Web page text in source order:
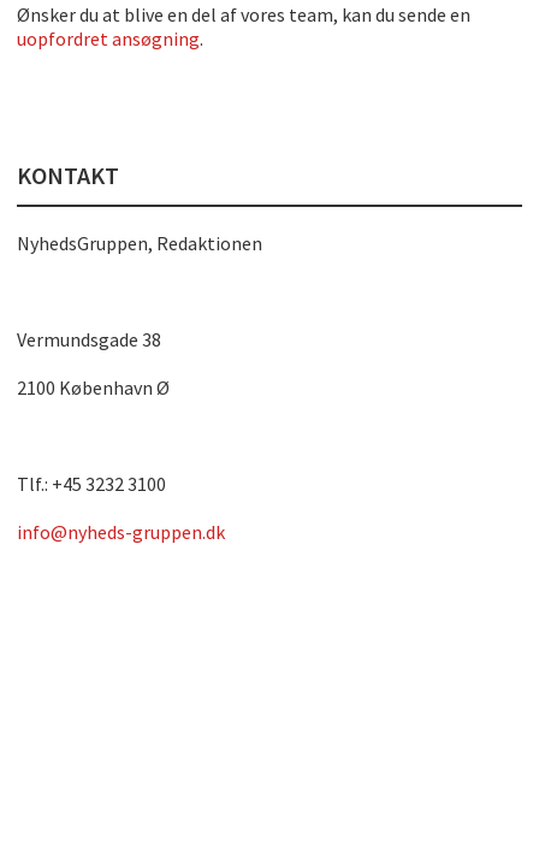
Ønsker du at blive en del af vores team, kan du sende en
uopfordret ansøgning.
KONTAKT
NyhedsGruppen, Redaktionen
Vermundsgade 38
2100 København Ø
Tlf.: +45 3232 3100
info@nyheds-gruppen.dk